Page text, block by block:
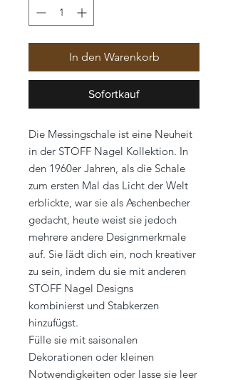
In den Warenkorb
Sofortkauf
Die Messingschale ist eine Neuheit
in der STOFF Nagel Kollektion. In
den 1960er Jahren, als die Schale
zum ersten Mal das Licht der Welt
erblickte, war sie als Aschenbecher
gedacht, heute weist sie jedoch
mehrere andere Designmerkmale
auf. Sie lädt dich ein, noch kreativer
zu sein, indem du sie mit anderen
STOFF Nagel Designs
kombinierst und Stabkerzen
hinzufügst.
Fülle sie mit saisonalen
Dekorationen oder kleinen
Notwendigkeiten oder lasse sie leer